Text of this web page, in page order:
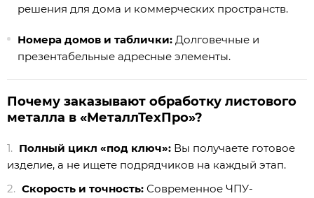
решения для дома и коммерческих пространств.
Номера домов и таблички: Долговечные и
презентабельные адресные элементы.
Почему заказывают обработку листового
металла в «МеталлТехПро»?
Полный цикл «под ключ»: Вы получаете готовое
изделие, а не ищете подрядчиков на каждый этап.
Скорость и точность: Современное ЧПУ-